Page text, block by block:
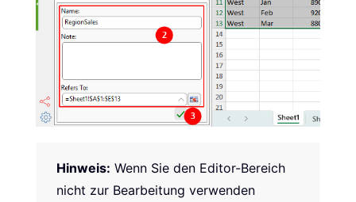
Hinweis: Wenn Sie den Editor-Bereich
nicht zur Bearbeitung verwenden